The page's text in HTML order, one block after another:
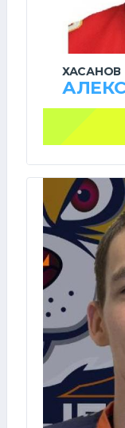
ХАСАНОВ